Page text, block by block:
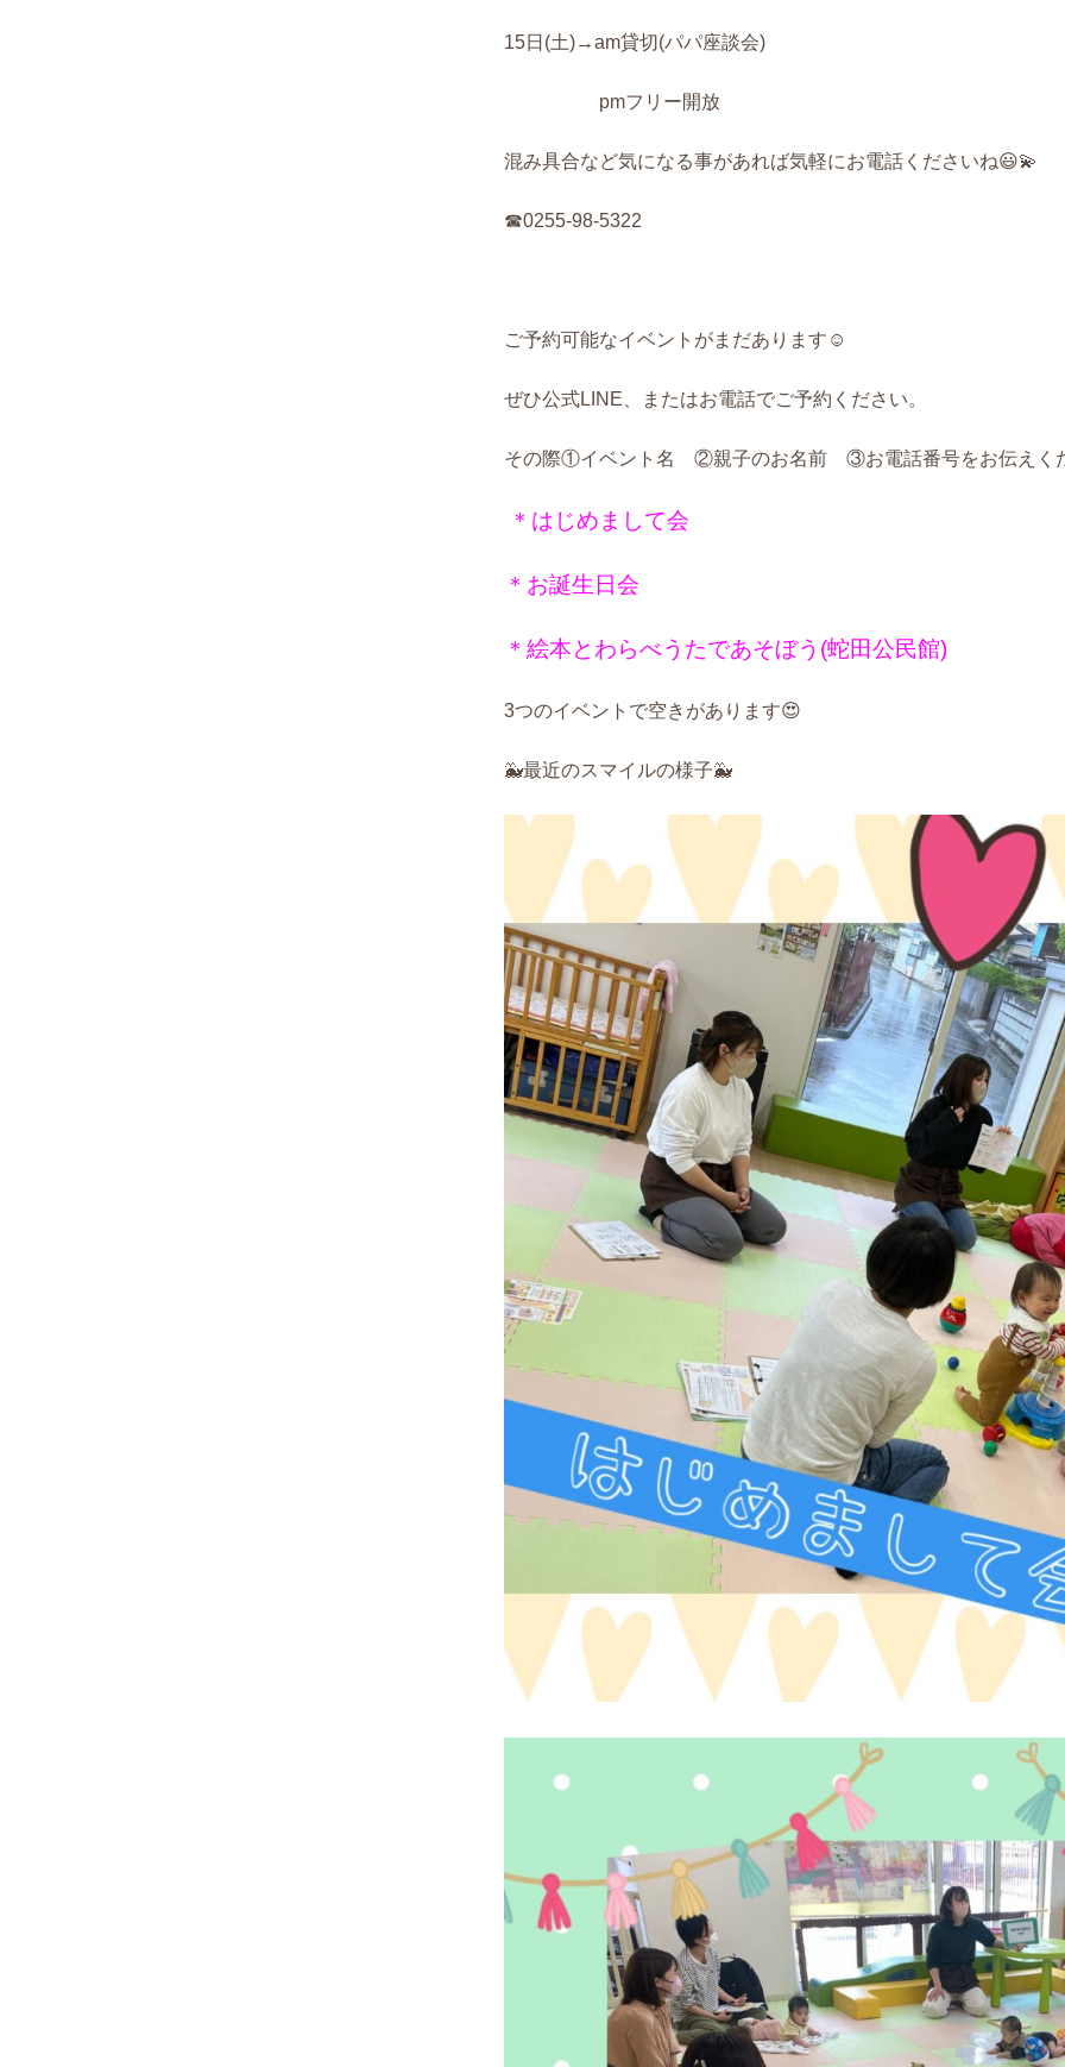
15日(土)→am貸切(パパ座談会)
pmフリー開放
混み具合など気になる事があれば気軽にお電話くださいね😃💫
☎︎0255-98-5322
ご予約可能なイベントがまだあります☺️
ぜひ公式LINE、またはお電話でご予約ください。
その際①イベント名 ②親子のお名前 ③お電話番号をお伝えく
＊はじめまして会
＊お誕生日会
＊絵本とわらべうたであそぼう(蛇田公民館)
3つのイベントで空きがあります😍
🐳最近のスマイルの様子🐳